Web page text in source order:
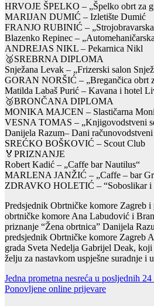
HRVOJE ŠPELKO – „Špelko obrt za
MARIJAN DUMIĆ – Izletište Dumić
FRANJO RUBINIĆ –
Blazenko Repinec –
ANDREJAS NIKL – Pekarnica Nikl
🥈SREBRNA DIPLOMA
Snježana Levak – „Frizerski salon
GORAN NORŠIĆ – „Bregančica obrt
Matilda Labaš Purić – Kavana i hotel
🥉BRONČANA DIPLOMA
MONIKA MAJCEN – Slastičarna
VESNA TOMAS – „Knjigovodstveni
Danijela Razum– Dani računovodstveni
SREĆKO BOŠKOVIĆ – Scout Club
🏅PRIZNANJE
Robert Kadić – „Caffe bar Nautilus“
MARLENA JANŽIĆ – „Caffe – bar
ZDRAVKO HOLETIĆ – “Soboslikar i
Predsjednik Obrtničke komore Zagreb
obrtničke komore Ana Labudović i
priznanje “Žena obrtnica” Danijela
predsjednik Obrtničke komore Zagreb
grada Sveta Nedelja Gabrijel Deak,
želju za nastavkom uspješne suradnje
Navigacija
objava
Jedna prometna nesreća u posljednih 24
Ponovljene online prijevare